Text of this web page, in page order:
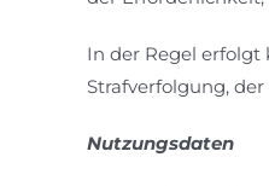
In der Regel
Strafverfolgung,
Nutzungsdaten